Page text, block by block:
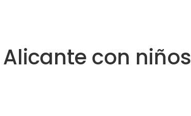
Alicante con niños